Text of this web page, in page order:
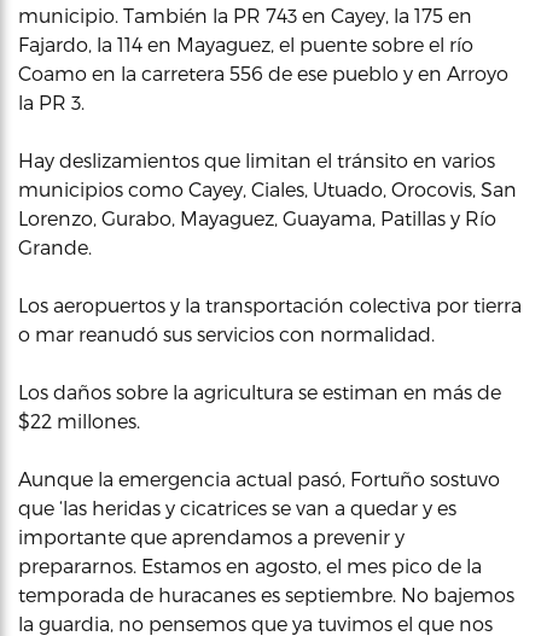
municipio. También la PR 743 en Cayey, la 175 en
Fajardo, la 114 en Mayaguez, el puente sobre el río
Coamo en la carretera 556 de ese pueblo y en Arroyo
la PR 3.
Hay deslizamientos que limitan el tránsito en varios
municipios como Cayey, Ciales, Utuado, Orocovis, San
Lorenzo, Gurabo, Mayaguez, Guayama, Patillas y Río
Grande.
Los aeropuertos y la transportación colectiva por tierra
o mar reanudó sus servicios con normalidad.
Los daños sobre la agricultura se estiman en más de
$22 millones.
Aunque la emergencia actual pasó, Fortuño sostuvo
que ‘las heridas y cicatrices se van a quedar y es
importante que aprendamos a prevenir y
prepararnos. Estamos en agosto, el mes pico de la
temporada de huracanes es septiembre. No bajemos
la guardia, no pensemos que ya tuvimos el que nos